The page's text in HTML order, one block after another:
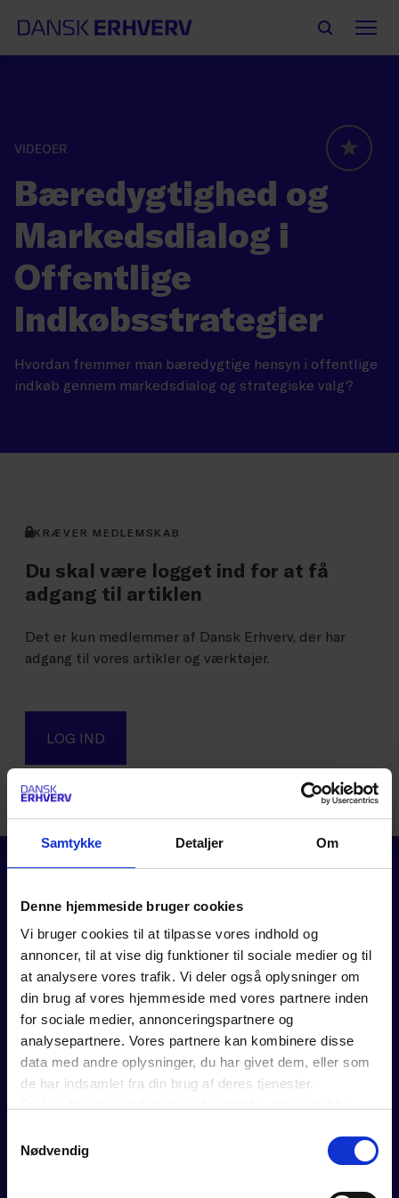
Samtykke Detaljer Om
Denne hjemmeside bruger cookies
Vi bruger cookies til at tilpasse vores indhold og
annoncer, til at vise dig funktioner til sociale medier og til
at analysere vores trafik. Vi deler også oplysninger om
din brug af vores hjemmeside med vores partnere inden
for sociale medier, annonceringspartnere og
analysepartnere. Vores partnere kan kombinere disse
data med andre oplysninger, du har givet dem, eller som
de har indsamlet fra din brug af deres tjenester.
hjørne på websitet.
Nødvendig
VIDEOER
Bæredygtighed og
Markedsdialog i
Offentlige
Indkøbsstrategier
Hvordan fremmer man bæredygtige hensyn i offentlige
indkøb gennem markedsdialog og strategiske valg?
KRÆVER MEDLEMSKAB
Du skal være logget ind for at få
adgang til artiklen
Det er kun medlemmer af Dansk Erhverv, der har
adgang til vores artikler og værktøjer.
LOG IND
Det er kun medlemmer af Dansk Erhverv, der har
FOR MEDLEMMER
Rådgivning
Værktøjer
Kurser og events
Politik
Analyser
Medlemsfordele